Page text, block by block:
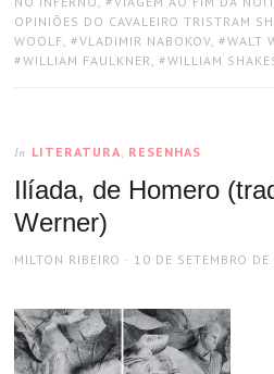
OPINIÕES DO CAVALEIRO TRISTRAM
WOOLF, VLADIMIR NABOKOV, WALT
WILLIAM FAULKNER, WILLIAM
In LITERATURA, RESENHAS
Ilíada, de Homero
Werner)
AUTHOR
MILTON RIBEIRO
POSTED
10 DE SETEMBRO